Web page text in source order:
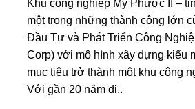
Khu công nghiệp Mỹ Phước II –
một trong những thành công lớn
Đầu Tư và Phát Triển Công
Corp) với mô hình xây dựng kiểu
mục tiêu trở thành một khu công
Với gần 20 năm đi..